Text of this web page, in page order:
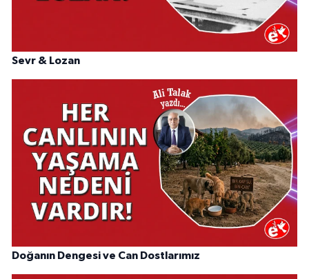
Sevr & Lozan
Doğanın Dengesi ve Can Dostlarımız